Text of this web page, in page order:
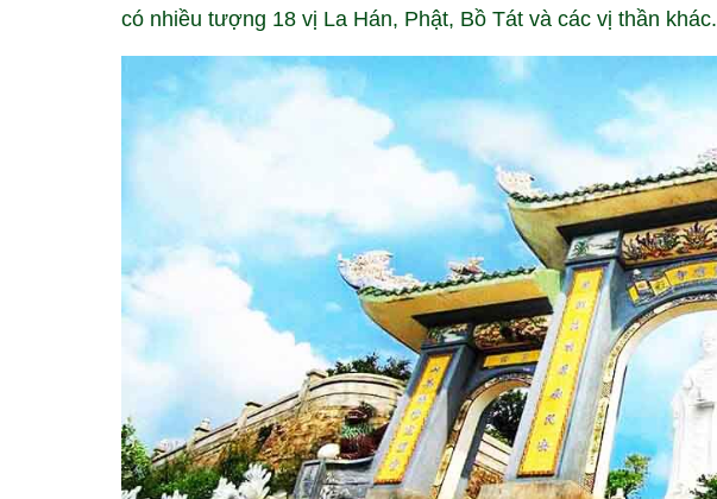
có nhiều tượng 18 vị La Hán, Phật, Bồ Tát và các vị thần khác.